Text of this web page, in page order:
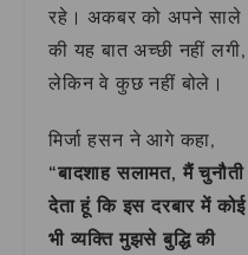
रहे। अकबर को अपने साले
की यह बात अच्छी नहीं लगी,
लेकिन वे कुछ नहीं बोले।
मिर्जा हसन ने आगे कहा,
“बादशाह सलामत, मैं चुनौती
देता हूं कि इस दरबार में कोई
भी व्यक्ति मुझसे बुद्धि की